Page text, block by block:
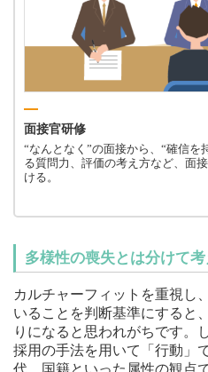
面接官研修
“なんとなく”の面接から、“確信を
る質問力、評価の考え方など、面
ける。
多様性の喪失とは分けて考
カルチャーフィットを重視し
いることを判断基準にすると
りになると思われがちです。
採用の手法を用いて「行動」
代、国籍といった属性の観点